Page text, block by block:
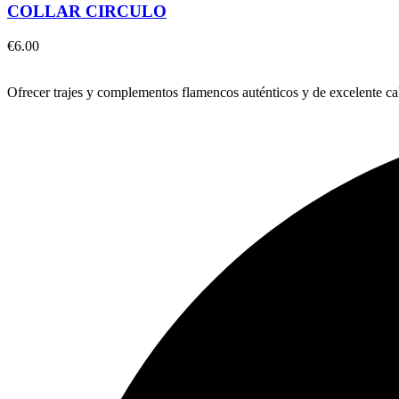
COLLAR CIRCULO
€6.00
Ofrecer trajes y complementos flamencos auténticos y de excelente